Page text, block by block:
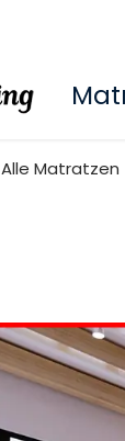
Alle Matratzen